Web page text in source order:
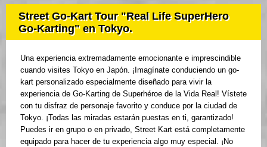
Street Go-Kart Tour "Real Life SuperHero
Go-Karting" en Tokyo.
Una experiencia extremadamente emocionante e imprescindible
cuando visites Tokyo en Japón. ¡Imagínate conduciendo un go-
kart personalizado especialmente diseñado para vivir la
experiencia de Go-Karting de Superhéroe de la Vida Real! Vístete
con tu disfraz de personaje favorito y conduce por la ciudad de
Tokyo. ¡Todas las miradas estarán puestas en ti, garantizado!
Puedes ir en grupo o en privado, Street Kart está completamente
equipado para hacer de tu experiencia algo muy especial. ¡No